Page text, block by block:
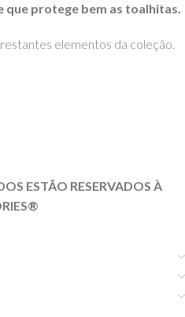
protege bem as toalhitas.
elementos da coleção.
ESTÃO RESERVADOS À